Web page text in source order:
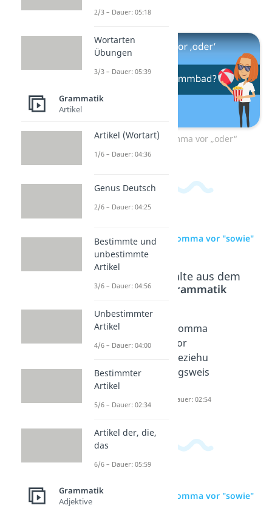
Zum Video: Komma vor „oder“
zur Videoseite: Komma vor "sowie"
Beliebte Inhalte aus dem
Bereich
Grammatik
Komma
vor
Dauer: 04:22
vor
dass"
Komma
vor
beziehu
ngsweis
Dauer: 02:54
zur Videoseite: Komma vor "sowie"
2/3 – Dauer: 05:18
Wortarten
Übungen
3/3 – Dauer: 05:39
Grammatik
Artikel
Artikel (Wortart)
1/6 – Dauer: 04:36
Genus Deutsch
2/6 – Dauer: 04:25
Bestimmte und
unbestimmte
Artikel
3/6 – Dauer: 04:56
Unbestimmter
Artikel
4/6 – Dauer: 04:00
Bestimmter
Artikel
5/6 – Dauer: 02:34
Artikel der, die,
das
6/6 – Dauer: 05:59
Grammatik
Adjektive